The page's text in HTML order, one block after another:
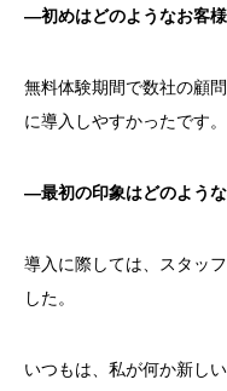
―初めはどのようなお客
無料体験期間で数社の顧
に導入しやすかったです。
―最初の印象はどのよう
導入に際しては、スタッ
した。
いつもは、私が何か新し